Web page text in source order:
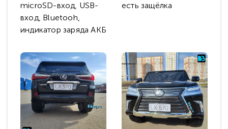
microSD-вход, USB-
вход, Bluetooh,
индикатор заряда АКБ
есть защёлка